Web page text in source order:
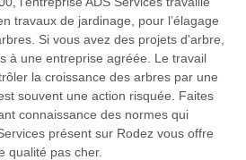
travaux de jardinage, pour l’élagage
Si vous avez des projets d'arbre,
à une entreprise agréée. Le travail
la croissance des arbres par une
souvent une action risquée. Faites
connaissance des normes qui
présent sur Rodez vous offre
qualité pas cher.